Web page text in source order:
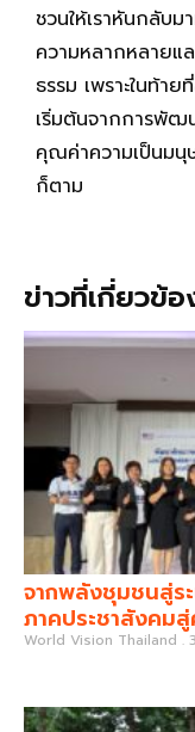
ชวนให้เราหันกลับ
ความหลากหลายแ
ธรรม เพราะในท้า
เริ่มต้นจากการพัฒ
คุณค่าความเป็นมนุ
ก็ตาม
ข่าวที่เกี่ยวข้อ
จากพลังชุมชนสู่ร
ภาคประชาสังคม
World Vision Thailand